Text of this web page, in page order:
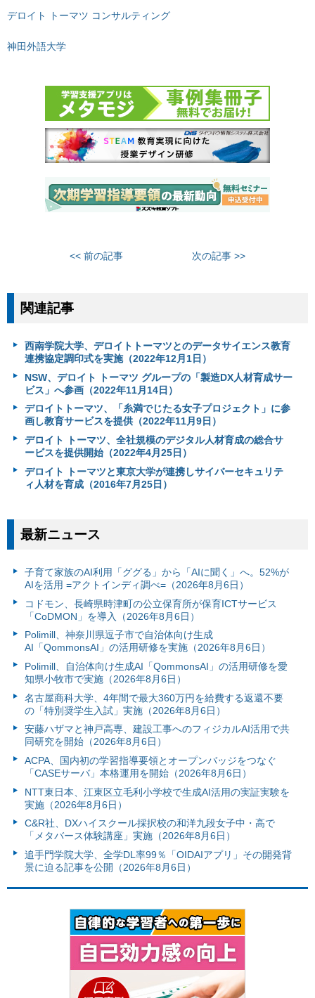
デロイト トーマツ コンサルティング
神田外語大学
<< 前の記事 次の記事 >>
関連記事
西南学院大学、デロイトトーマツとのデータサイエンス教育
連携協定調印式を実施（2022年12月1日）
NSW、デロイト トーマツ グループの「製造DX人材育成サー
ビス」へ参画（2022年11月14日）
デロイトトーマツ、「糸満でじたる女子プロジェクト」に参
画し教育サービスを提供（2022年11月9日）
デロイト トーマツ、全社規模のデジタル人材育成の総合サ
ービスを提供開始（2022年4月25日）
デロイト トーマツと東京大学が連携しサイバーセキュリテ
ィ人材を育成（2016年7月25日）
最新ニュース
子育て家族のAI利用「ググる」から「AIに聞く」へ。52%が
AIを活用 =アクトインディ調べ=（2026年8月6日）
コドモン、長崎県時津町の公立保育所が保育ICTサービス
「CoDMON」を導入（2026年8月6日）
Polimill、神奈川県逗子市で自治体向け生成
AI「QommonsAI」の活用研修を実施（2026年8月6日）
Polimill、自治体向け生成AI「QommonsAI」の活用研修を愛
知県小牧市で実施（2026年8月6日）
名古屋商科大学、4年間で最大360万円を給費する返還不要
の「特別奨学生入試」実施（2026年8月6日）
安藤ハザマと神戸高専、建設工事へのフィジカルAI活用で共
同研究を開始（2026年8月6日）
ACPA、国内初の学習指導要領とオープンバッジをつなぐ
「CASEサーバ」本格運用を開始（2026年8月6日）
NTT東日本、江東区立毛利小学校で生成AI活用の実証実験を
実施（2026年8月6日）
C&R社、DXハイスクール採択校の和洋九段女子中・高で
「メタバース体験講座」実施（2026年8月6日）
追手門学院大学、全学DL率99％「OIDAIアプリ」その開発背
景に迫る記事を公開（2026年8月6日）